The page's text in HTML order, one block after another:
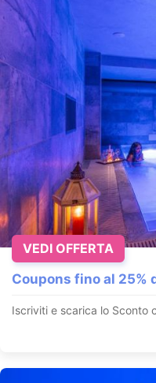
Coupons fino al 25%
Iscriviti e scarica lo Sconto
VEDI OFFERTA